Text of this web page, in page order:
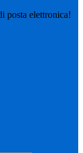
posta elettronica!